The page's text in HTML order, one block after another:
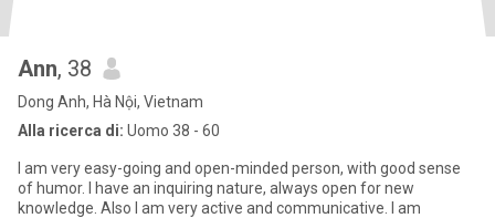
Ann, 38
Dong Anh, Hà Nội, Vietnam
Alla ricerca di: Uomo 38 - 60
I am very easy-going and open-minded person, with good sense
of humor. I have an inquiring nature, always open for new
knowledge. Also I am very active and communicative. I am